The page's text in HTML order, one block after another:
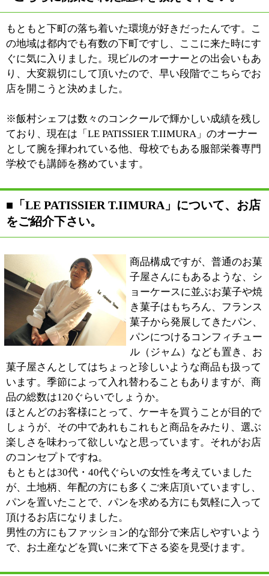
もともとは30代・40代ぐらいの女性を考えていました
が、土地柄、年配の方にも多くご来店頂いていますし、
パンを置いたことで、パンを求める方にも気軽に入って
頂けるお店になりました。
男性の方にもファッション的な部分で来店しやすいよう
で、お土産などを買いに来て下さる姿を見受けます。
■飯村さんのお菓子への想いや、今後の展望に
ついてお話し下さい。
私自身はフランスでもやってきましたので、伝統深さを
守る人間だと思います。ですが、守るだけではどうして
もその時代について行けません。自分がこの道に携わっ
ンジして作って行かなくてはと思っています。
伝統は伝統で楽しみつつも、それを基盤に自分の時代に
合うお菓子、更に発展したお菓子を作り上げて行きたい
ですね。発展した新しいお菓子を作るということは、伝
心がけていることですし、後進の指導の際にも考えてい
ることです。スタッフにも伝わっている・・・といいの
ですが（笑）。
■最後に地域の皆様にメッセージをお願い致し
ます。
「このお店は働いている皆の力を借りて作り上げてい
る、新しい発想のお店です。一度お店に入ってもらい、
いろいろと見て頂いたら、他のお店にはないような面白
い発想のものが見つけられると思います。店内のどこか
にポツンポツンとある「それ」を見つけ出してもらえた
ら、より一層楽しんで頂けると思いますよ。
お菓子に対しても日々真剣に、たった一つのお菓子でも
試行錯誤を繰り返して生み出しています。すでに出来上
がったお菓子も、配合や発想を変えて少しずつ変化させ
ていることもありますから、同じお菓子でも何回か食べ
て頂くと、新しい発見があるかもしれませんね。
これからも皆さんにとってお気に入りのお店になるよう
に努力して行きますので、是非、お越し下さい。
※上記記事は2012.2に取材したものです。
情報時間の経過による変化などがございます事をご了承
ください。
ジャンル ●スイーツ
03-3619-1163